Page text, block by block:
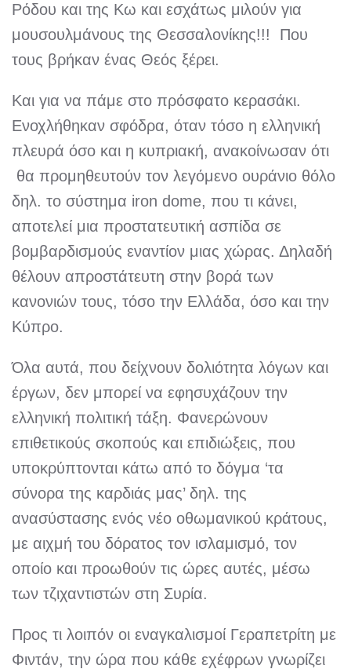
Ρόδου και της Κω και εσχάτως μιλούν για
μουσουλμάνους της Θεσσαλονίκης!!! Που
τους βρήκαν ένας Θεός ξέρει.
Και για να πάμε στο πρόσφατο κερασάκι.
Ενοχλήθηκαν σφόδρα, όταν τόσο η ελληνική
πλευρά όσο και η κυπριακή, ανακοίνωσαν ότι
θα προμηθευτούν τον λεγόμενο ουράνιο θόλο
δηλ. το σύστημα iron dome, που τι κάνει,
αποτελεί μια προστατευτική ασπίδα σε
βομβαρδισμούς εναντίον μιας χώρας. Δηλαδή
θέλουν απροστάτευτη στην βορά των
κανονιών τους, τόσο την Ελλάδα, όσο και την
Κύπρο.
Όλα αυτά, που δείχνουν δολιότητα λόγων και
έργων, δεν μπορεί να εφησυχάζουν την
ελληνική πολιτική τάξη. Φανερώνουν
επιθετικούς σκοπούς και επιδιώξεις, που
υποκρύπτονται κάτω από το δόγμα ‘τα
σύνορα της καρδιάς μας’ δηλ. της
ανασύστασης ενός νέο οθωμανικού κράτους,
με αιχμή του δόρατος τον ισλαμισμό, τον
οποίο και προωθούν τις ώρες αυτές, μέσω
των τζιχαντιστών στη Συρία.
Προς τι λοιπόν οι εναγκαλισμοί Γεραπετρίτη με
Φιντάν, την ώρα που κάθε εχέφρων γνωρίζει